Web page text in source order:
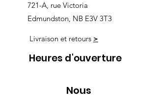
721-A, rue Victoria
Edmundston, NB E3V 3T3
Livraison et retours >
Heures d'ouverture
Nous